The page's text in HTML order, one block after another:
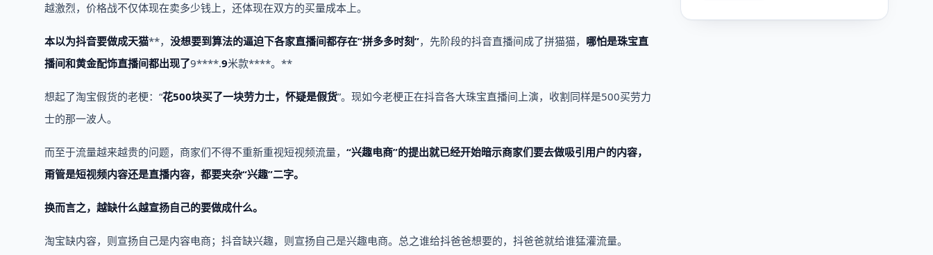
越激烈，价格战不仅体现在卖多少钱上，还体现在双方的买量成本上。
本以为抖音要做成天猫**， 没想要到算法的逼迫下各家直播间都存在“拼多多时刻”，先阶段的抖音直播间成了拼猫猫， 哪怕是珠宝直
播间和黄金配饰直播间都出现了9****.9米款****。**
想起了淘宝假货的老梗：“花500块买了一块劳力士，怀疑是假货”。现如今老梗正在抖音各大珠宝直播间上演，收割同样是500买劳力
士的那一波人。
而至于流量越来越贵的问题，商家们不得不重新重视短视频流量， “兴趣电商”的提出就已经开始暗示商家们要去做吸引用户的内容，
甭管是短视频内容还是直播内容，都要夹杂“兴趣”二字。
换而言之，越缺什么越宣扬自己的要做成什么。
淘宝缺内容，则宣扬自己是内容电商；抖音缺兴趣，则宣扬自己是兴趣电商。总之谁给抖爸爸想要的，抖爸爸就给谁猛灌流量。
么？